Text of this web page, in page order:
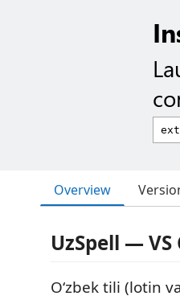
Overview
UzSpell —
Oʻzbek tili (lotin